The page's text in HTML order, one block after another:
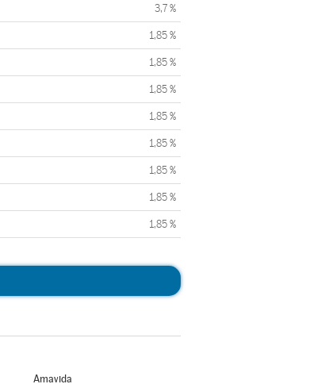
3,7 %
1,85 %
1,85 %
1,85 %
1,85 %
1,85 %
1,85 %
1,85 %
1,85 %
Amavida